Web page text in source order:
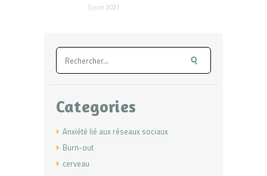
5 juin 2021
Rechercher :
Categories
Anxiété lié aux réseaux sociaux
Burn-out
cerveau